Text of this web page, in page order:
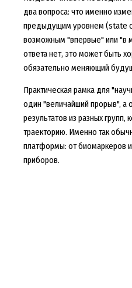
два вопроса: что именно
предыдущим уровнем (state
возможным "впервые" или "в
ответа нет, это может быть
обязательно меняющий
Практическая рамка для
один "величайший прорыв", а
результатов из разных
траекторию. Именно так
платформы: от биомаркеров
приборов.